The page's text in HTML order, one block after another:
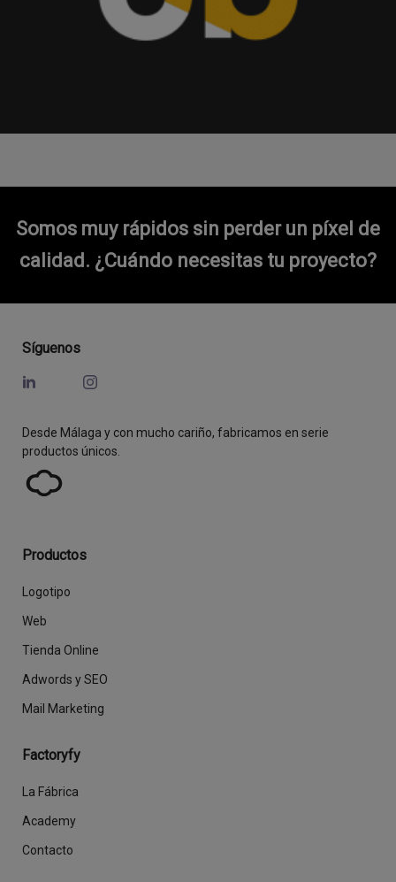
Somos muy rápidos sin perder un píxel de
calidad. ¿Cuándo necesitas tu proyecto?
Síguenos
Desde Málaga y con mucho cariño, fabricamos en serie
productos únicos.
Productos
Logotipo
Web
Tienda Online
Adwords y SEO
Mail Marketing
Factoryfy
La Fábrica
Academy
Contacto